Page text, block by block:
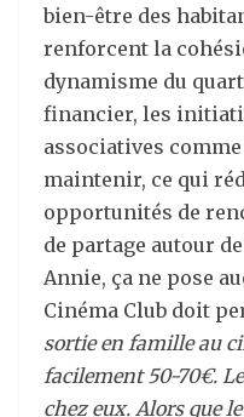
bien-être des
renforcent la
dynamisme du
financier, les
associatives
maintenir, ce qui
opportunités de
de partage autour
Annie, ça ne pose
Cinéma Club doit
sortie en famille au
facilement 50-70€.
chez eux. Alors que